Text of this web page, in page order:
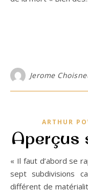
Jerome
ARTHUR
Aperçus
« Il faut d’abord se
sept subdivisions
différent de